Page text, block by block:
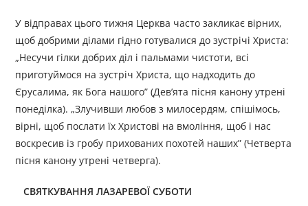
У відправах цього тижня Церква часто закликає вірних,
щоб добрими ділами гідно готувалися до зустрічі Христа:
„Несучи гілки добрих діл і пальмами чистоти, всі
приготуймося на зустріч Христа, що надходить до
Єрусалима, як Бога нашого” (Дев’ята пісня канону утрені
понеділка). „Злучивши любов з милосердям, спішімось,
вірні, щоб послати їх Христові на вмоління, щоб і нас
воскресив із гробу прихованих похотей наших” (Четверта
пісня канону утрені четверга).
СВЯТКУВАННЯ ЛАЗАРЕВОЇ СУБОТИ